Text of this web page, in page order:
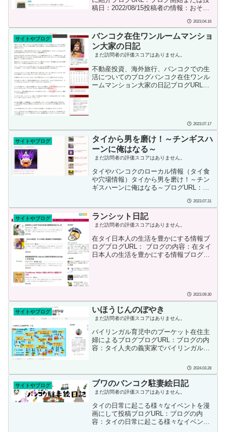
稿日：2022/08/15投稿者の情報：おそら
情報がないため詳細は不明です。バンコ
クや地方都市のホテル情報を中心に紹介
しています。その他お役立ち情報もあっ
て守備範囲が広いサイトと感じました。
2023.04.16
サイトやブログ
バンコク在住ワンルームマンショ
ン大家の日記
まだ訪問者の評価スコアはありません。
不動産投資、海外旅行、バンコクでの生
活についてのブログバンコク在住ワンル
ームマンション大家の日記ブログURL：
リタイアメントビザでバンコクに住んで
います。仕事の関係上ほぼ毎月帰国して
います。タイ国だけでく、旅行で訪れた
各国の情報を掲載されています。┣オー
ストラリア旅行 (13)┣シンガポール旅行
ナイ旅行 (1...
2023.07.17
サイトやブログ
タイから男を磨け！～チンギスハ
ーンに俺はなる～
まだ訪問者の評価スコアはありません。
タイやバンコクのローカル情報（タイ食
や穴場情報）タイから男を磨け！～チン
ギスハーンに俺はなる～ブログURL：ブ
情報（タイ食や穴場情報）を中心に書か
れています。ブログ開始または投稿日：
2012年5月投稿者の情報：2012年4月よ
り、バンコクに駐在になりました。期限
は、無期限。ビジネスが成功する限り。
海外移住志望の私としては、願ったりの
条件。しかし、なんせ転職半年での海外
転勤。正直、この業界のことはさっぱり
2023.07.31
サイトやブログ ランシット日記
まだ訪問者の評価スコアはありません。
在タイ日本人の生活を豊かにする情報ブ
ログブログURL： ブログの内容：在タイ
日本人の生活を豊かにする情報ブログブ
旅行、ドライブ、映画、読書、カメラ、
フィットネス。ツイートはタイやラオス
のことなど。 タイのことなどで質問があ
ればお気軽にどうぞ。タイの銀行情報や
クレジットカード情報が詳細に説明され
ていてタイで働く日本人には助かる情報
満載です。タ...
2023.09.30
サイトやブログ いほうじんのぼやき
まだ訪問者の評価スコアはありません。
バイリンガル育児中のプーケット在住主
婦によるブログブログURL：ブログの内
容：タイ人夫の義実家でバイリンガル育
タイで日本のテレビを見る（逆もOK）海
外移住者のお仕事関係荷物に関税をかけ
られないコツプーケット島民が推すアク
ティビティタイBL俳優に関する赤裸々な
アレコレブログ開始または投稿日：2020
年9月投稿者の情報：タイ人と結婚、移住
出産、自然の中3＆6歳姉妹 子育て現地採
用＆転職から今は在宅ワーク中のブログ
2024.03.28
サイトやブログ ブワのバンコク駐妻絵日記
まだ訪問者の評価スコアはありません。
タイの日常に起こる様々なイベントを漫
画にして投稿ブログURL：ブログの内
容：タイの日常に起こる様々なイベント